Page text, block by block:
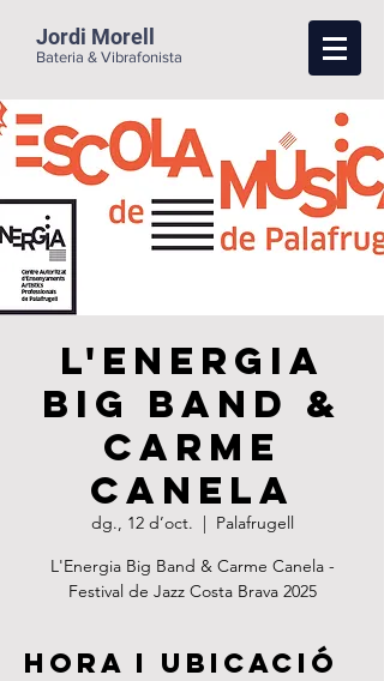
Jordi Morell
Bateria & Vibrafonista
L'Energia
Big Band &
Carme
Canela
dg., 12 d’oct.
  |
Palafrugell
L'Energia Big Band & Carme Canela -
Festival de Jazz Costa Brava 2025
Hora i ubicació